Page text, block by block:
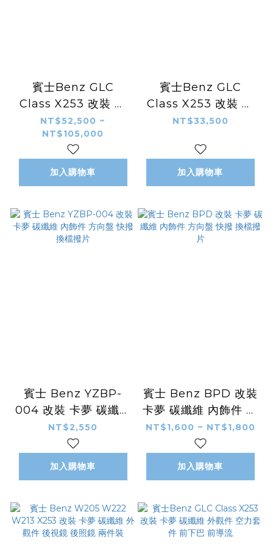
賓士Benz GLC
Class X253 改裝 卡
夢 碳纖維 外觀件 空力
套件 前下巴 前導流 後
下巴 後導流
NT$52,500 ~
NT$105,000
加入購物車
賓士Benz GLC
Class X253 改裝 卡
夢 碳纖維 外觀件 空力
巴 後導流
NT$33,500
加入購物車
賓士 Benz YZBP-
004 改裝 卡夢 碳纖維
內飾件 方向盤 快撥 換
檔撥片
NT$2,550
加入購物車
賓士 Benz BPD 改裝
卡夢 碳纖維 內飾件 方
向盤 快撥 換檔撥片
NT$1,600 ~ NT$1,800
加入購物車